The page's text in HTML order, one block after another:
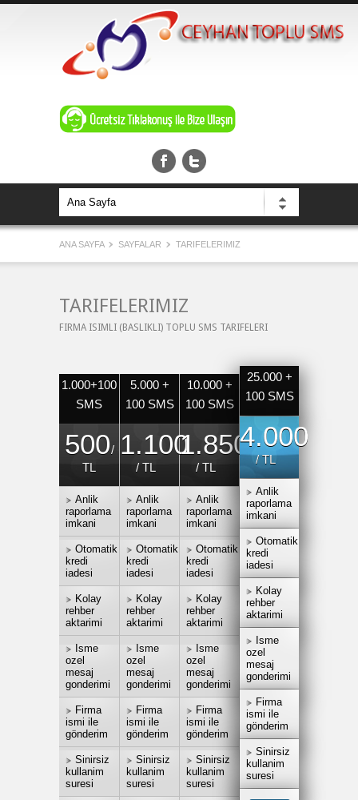
ANA SAYFA SAYFALAR TARIFELERIMIZ
TARIFELERIMIZ
FIRMA ISIMLI (BASLIKLI) TOPLU SMS TARIFELERI
1.000+100
SMS
5.000 +
100 SMS
10.000 +
100 SMS
25.000 +
100 SMS
500
/
TL
1.100
/ TL
1.850
/ TL
4.000
/ TL
Anlik
raporlama
imkani
Anlik
raporlama
imkani
Anlik
raporlama
imkani
Anlik
raporlama
imkani
Otomatik
kredi
iadesi
Otomatik
kredi
iadesi
Otomatik
kredi
iadesi
Otomatik
kredi
iadesi
Kolay
rehber
aktarimi
Kolay
rehber
aktarimi
Kolay
rehber
aktarimi
Kolay
rehber
aktarimi
Isme
ozel
mesaj
gonderimi
Isme
ozel
mesaj
gonderimi
Isme
ozel
mesaj
gonderimi
Isme
ozel
mesaj
gonderimi
Firma
ismi ile
gönderim
Firma
ismi ile
gönderim
Firma
ismi ile
gönderim
Firma
ismi ile
gönderim
Sinirsiz
kullanim
suresi
Sinirsiz
kullanim
suresi
Sinirsiz
kullanim
suresi
Sinirsiz
kullanim
suresi